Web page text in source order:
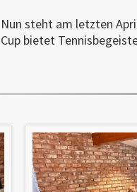
Nun steht am letzten
Cup bietet